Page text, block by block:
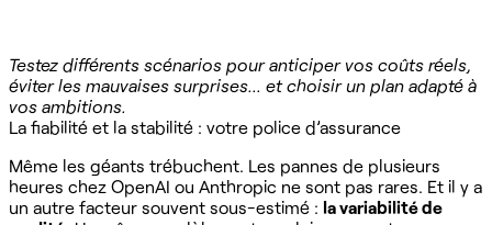
Testez différents scénarios pour anticiper vos coûts réels,
éviter les mauvaises surprises… et choisir un plan adapté à
vos ambitions.
La fiabilité et la stabilité : votre police d’assurance
Même les géants trébuchent. Les pannes de plusieurs
heures chez OpenAI ou Anthropic ne sont pas rares. Et il y a
un autre facteur souvent sous-estimé : la variabilité de